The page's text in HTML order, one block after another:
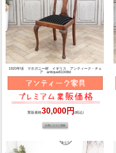
1920年頃 マホガニー材 イギリス アンティーク・チェ
ア antique81008d
業販価格30,000円 (税込)